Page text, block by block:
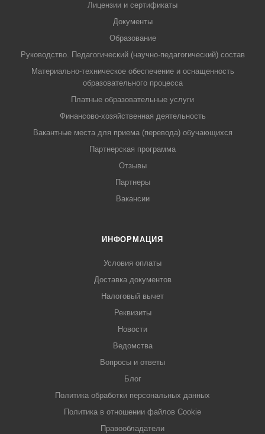
Лицензии и сертификаты
Документы
Образование
Руководство. Педагогический (научно-педагогический) состав
Материально-техническое обеспечение и оснащенность
образовательного процесса
Платные образовательные услуги
Финансово-хозяйственная деятельность
Вакантные места для приема (перевода) обучающихся
Партнерская программа
Отзывы
Партнеры
Вакансии
ИНФОРМАЦИЯ
Условия оплаты
Доставка документов
Налоговый вычет
Реквизиты
Новости
Ведомства
Вопросы и ответы
Блог
Политика обработки персональных данных
Политика в отношении файлов Cookie
Правообладатели